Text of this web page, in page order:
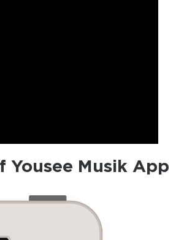
Yousee Musik App